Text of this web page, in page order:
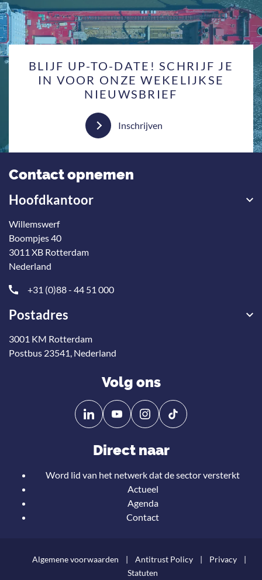
BLIJF UP-TO-DATE! SCHRIJF JE
IN VOOR ONZE WEKELIJKSE
NIEUWSBRIEF
Inschrijven
Contact opnemen
Hoofdkantoor
Willemswerf
Boompjes 40
3011 XB Rotterdam
Nederland
+31 (0)88 - 44 51 000
Postadres
3001 KM Rotterdam
Postbus 23541, Nederland
Volg ons
Volg
ons
Linkedin
Volg
ons
YouTube
Direct naar
Word lid van het netwerk dat de sector versterkt
Actueel
Agenda
Contact
Algemene voorwaarden Antitrust Policy
Privacy
Statuten